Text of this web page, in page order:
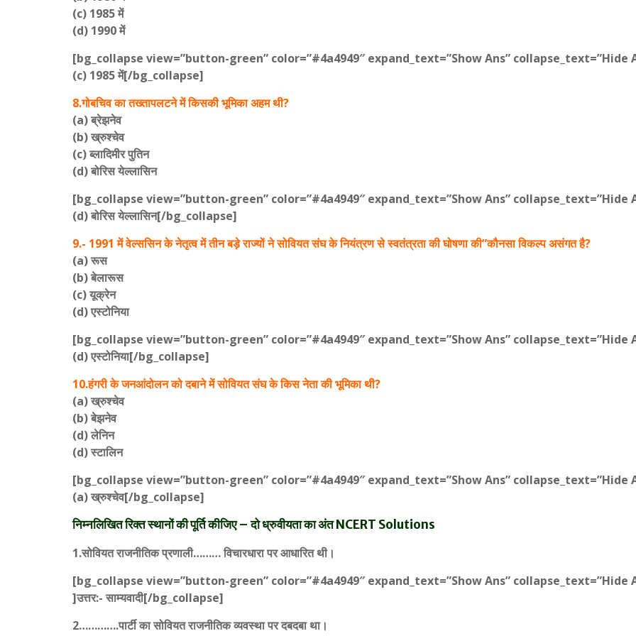
(c) 1985 में
(d) 1990 में
[bg_collapse view=”button-green” color=”#4a4949″ expand_text=”Show Ans” collapse_text=”Hide
(c) 1985 में[/bg_collapse]
8.गोबचिव का तख्तापलटने में किसकी भूमिका अहम थी?
(a) ब्रेझनेव
(b) ख्रुश्चेव
(c) ब्लादिमीर पुतिन
(d) बोरिस येल्लासिन
[bg_collapse view=”button-green” color=”#4a4949″ expand_text=”Show Ans” collapse_text=”Hide
(d) बोरिस येल्लासिन[/bg_collapse]
9.- 1991 में वेल्ससिन के नेतृत्व में तीन बड़े राज्यों ने सोवियत संघ के नियंत्रण से स्वतंत्रता की घोषणा की”कौनसा विकल्प असंगत है?
(a) रूस
(b) बेलारूस
(c) यूक्रेन
(d) एस्टोनिया
[bg_collapse view=”button-green” color=”#4a4949″ expand_text=”Show Ans” collapse_text=”Hide
(d) एस्टोनिया[/bg_collapse]
10.हंगरी के जनआंदोलन को दबाने में सोवियत संघ के किस नेता की भूमिका थी?
(a) ख्रुश्चेव
(b) बेझनेव
(d) लेनिन
(d) स्टालिन
[bg_collapse view=”button-green” color=”#4a4949″ expand_text=”Show Ans” collapse_text=”Hide
(a) ख्रुश्चेव[/bg_collapse]
निम्नलिखित रिक्त स्थानों की पूर्ति कीजिए – दो ध्रुवीयता का अंत NCERT Solutions
1.सोवियत राजनीतिक प्रणाली……… विचारधारा पर आधारित थी।
[bg_collapse view=”button-green” color=”#4a4949″ expand_text=”Show Ans” collapse_text=”Hide
]उत्तर:- साम्यवादी[/bg_collapse]
2………….पार्टी का सोवियत राजनीतिक व्यवस्था पर दबदबा था।